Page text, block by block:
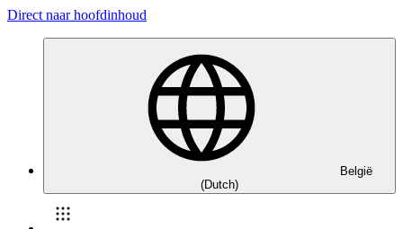
Direct naar hoofdinhoud
België
(Dutch)